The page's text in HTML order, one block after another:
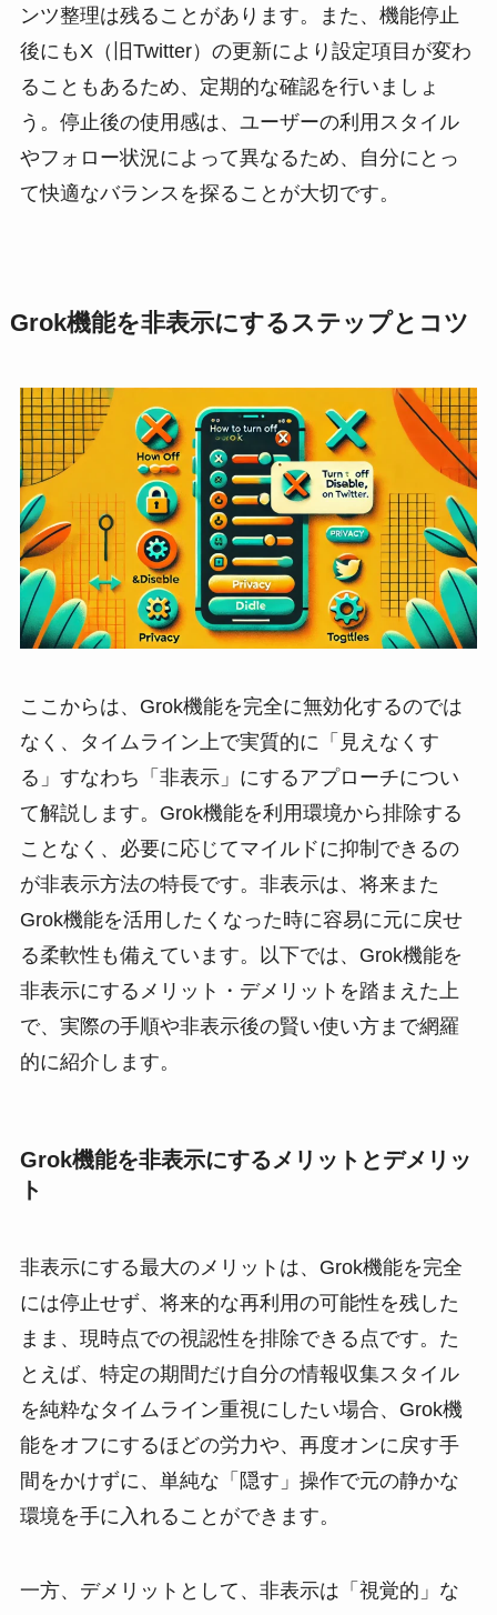
ンツ整理は残ることがあります。また、機能停止
後にもX（旧Twitter）の更新により設定項目が変わ
ることもあるため、定期的な確認を行いましょ
う。停止後の使用感は、ユーザーの利用スタイル
やフォロー状況によって異なるため、自分にとっ
て快適なバランスを探ることが大切です。
Grok機能を非表示にするステップとコツ
ここからは、Grok機能を完全に無効化するのでは
なく、タイムライン上で実質的に「見えなくす
る」すなわち「非表示」にするアプローチについ
て解説します。Grok機能を利用環境から排除する
ことなく、必要に応じてマイルドに抑制できるの
が非表示方法の特長です。非表示は、将来また
Grok機能を活用したくなった時に容易に元に戻せ
る柔軟性も備えています。以下では、Grok機能を
非表示にするメリット・デメリットを踏まえた上
で、実際の手順や非表示後の賢い使い方まで網羅
的に紹介します。
Grok機能を非表示にするメリットとデメリッ
ト
非表示にする最大のメリットは、Grok機能を完全
には停止せず、将来的な再利用の可能性を残した
まま、現時点での視認性を排除できる点です。た
とえば、特定の期間だけ自分の情報収集スタイル
を純粋なタイムライン重視にしたい場合、Grok機
能をオフにするほどの労力や、再度オンに戻す手
間をかけずに、単純な「隠す」操作で元の静かな
環境を手に入れることができます。
一方、デメリットとして、非表示は「視覚的」な